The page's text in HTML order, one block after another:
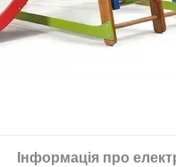
Інформація про